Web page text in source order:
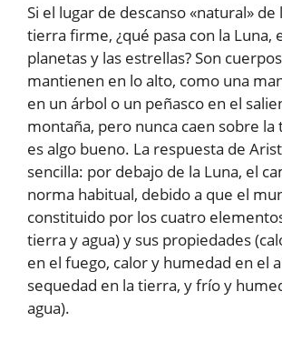
Si el lugar de descanso «natural» de
tierra firme, ¿qué pasa con la Luna,
planetas y las estrellas? Son
mantienen en lo alto, como una
en un árbol o un peñasco en el
montaña, pero nunca caen sobre la
es algo bueno. La respuesta de
sencilla: por debajo de la Luna, el
norma habitual, debido a que el
constituido por los cuatro
tierra y agua) y sus propiedades
en el fuego, calor y humedad en el
sequedad en la tierra, y frío y
agua).